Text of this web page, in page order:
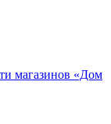
магазинов «Дом